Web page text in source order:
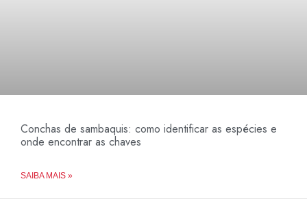
Conchas de sambaquis: como identificar as espécies e
onde encontrar as chaves
SAIBA MAIS »